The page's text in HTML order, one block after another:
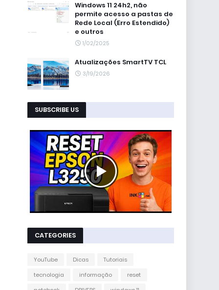
Windows 11 24h2, não
permite acesso a pastas de
Rede Local (Erro Estendido)
e outros
1/02/2025
Atualizações SmartTV TCL
3/19/2026
SUBSCRIBE US
CATEGORIES
YouTube Dicas
Tutoriais
tecnologia
informação
reset